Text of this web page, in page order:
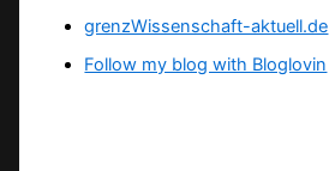
grenzWissenschaft-aktuell.de
Follow my blog with Bloglovin